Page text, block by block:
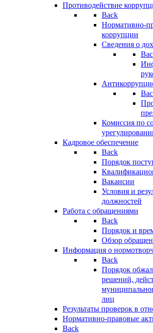
Противодействие
Back
Нормативно-
коррупции
Сведения о
Комиссия по
Кадровое обеспечение
Back
Порядок
Вакансии
Условия и
должностей
Работа с обращениями
Back
Порядок и
Обзор
Информация о
Back
Порядок
решений,
лиц
Результаты проверок в
Нормативно-правовые
Back